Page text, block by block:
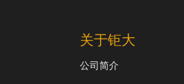
关于钜大
公司简介